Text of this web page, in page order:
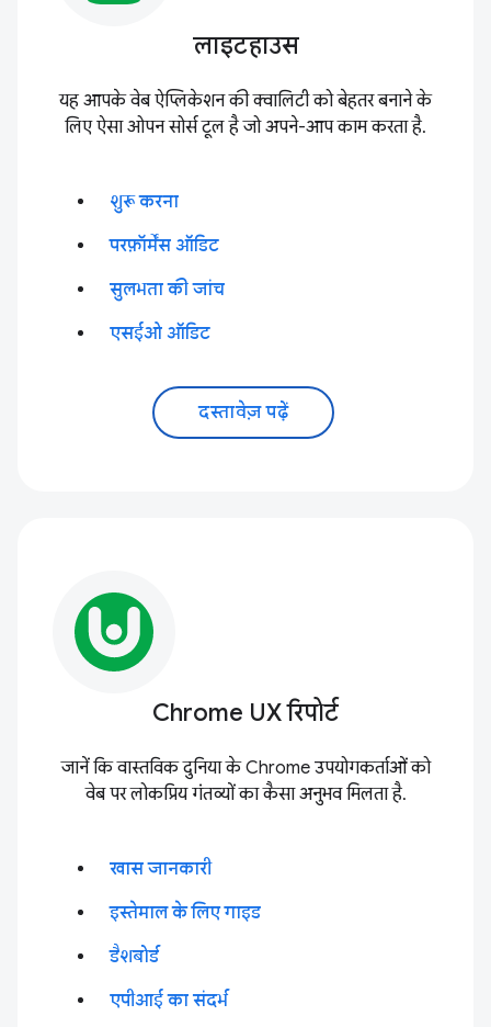
लाइटहाउस
यह आपके वेब ऐप्लिकेशन की क्वालिटी को बेहतर बनाने के
लिए ऐसा ओपन सोर्स टूल है जो अपने-आप काम करता है.
शुरू करना
परफ़ॉर्मेंस ऑडिट
सुलभता की जांच
एसईओ ऑडिट
दस्तावेज़ पढ़ें
Chrome UX रिपोर्ट
जानें कि वास्तविक दुनिया के Chrome उपयोगकर्ताओं को
वेब पर लोकप्रिय गंतव्यों का कैसा अनुभव मिलता है.
खास जानकारी
इस्तेमाल के लिए गाइड
डैशबोर्ड
एपीआई का संदर्भ